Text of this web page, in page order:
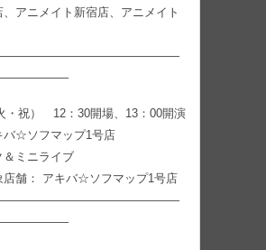
アニメイト新宿店、アニメイト
・祝） 12：30開場、13：00開演
バ☆ソフマップ1号店
＆ミニライブ
店舗： アキバ☆ソフマップ1号店